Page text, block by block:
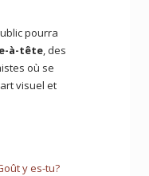
pourra
à-tête, des
où se
visuel et
y es-tu?